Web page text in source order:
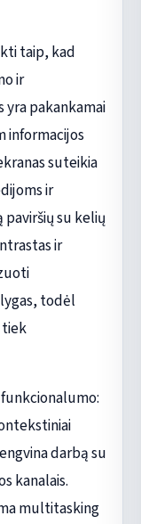
taip, kad
ir
pakankamai
informacijos
suteikia
ir
su kelių
ir
todėl
darbą su
kanalais.
multitasking